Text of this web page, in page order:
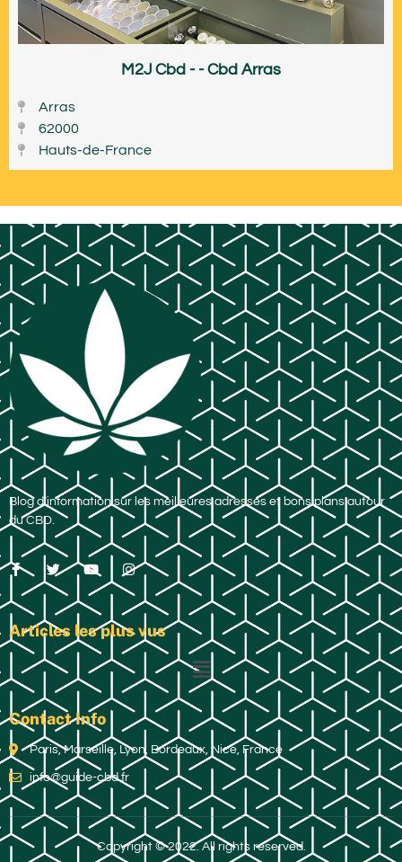
M2J Cbd - - Cbd Arras
Arras
62000
Hauts-de-France
Blog d’information sur les meilleures adresses et bons plans autour
du CBD.
Articles les plus vus
Contact Info
Paris, Marseille, Lyon, Bordeaux, Nice, France
info@guide-cbd.fr
Copyright © 2022. All rights reserved.